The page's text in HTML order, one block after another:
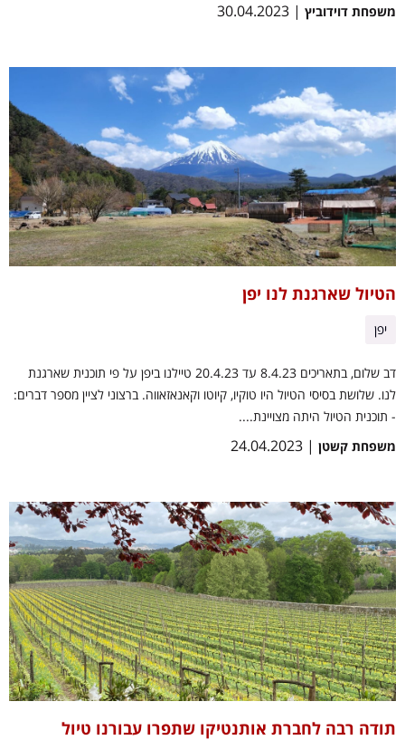
משפחת דוידוביץ | 30.04.2023
הטיול שארגנת לנו יפן
יפן
דב שלום, בתאריכים 8.4.23 עד 20.4.23 טיילנו ביפן על פי תוכנית שארגנת
לנו. שלושת בסיסי הטיול היו טוקיו, קיוטו וקאנאזאווה. ברצוני לציין מספר דברים:
- תוכנית הטיול היתה מצויינת....
משפחת קשטן | 24.04.2023
תודה רבה לחברת אותנטיקו שתפרו עבורנו טיול